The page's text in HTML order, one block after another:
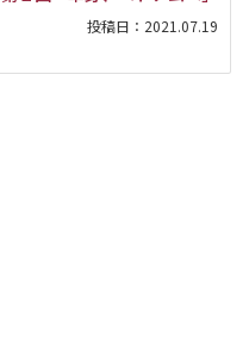
投稿日： 2021.07.19